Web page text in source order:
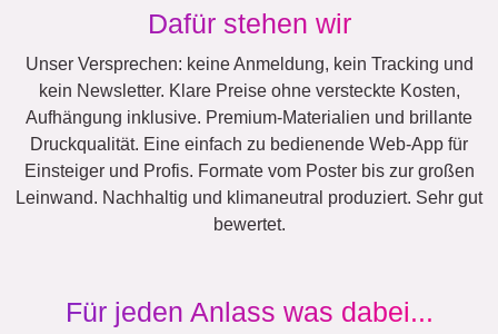
Dafür stehen wir
Unser Versprechen: keine Anmeldung, kein Tracking und
kein Newsletter. Klare Preise ohne versteckte Kosten,
Aufhängung inklusive. Premium-Materialien und brillante
Druckqualität. Eine einfach zu bedienende Web-App für
Einsteiger und Profis. Formate vom Poster bis zur großen
Leinwand. Nachhaltig und klimaneutral produziert. Sehr gut
bewertet.
Für jeden Anlass was dabei...